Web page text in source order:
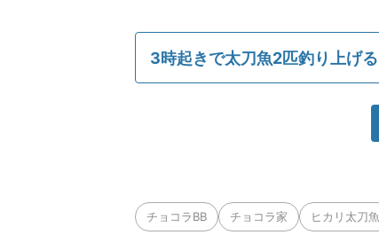
3時起きで太刀魚2匹釣り上げる
チョコラBB チョコラ家 ヒカリ太刀魚